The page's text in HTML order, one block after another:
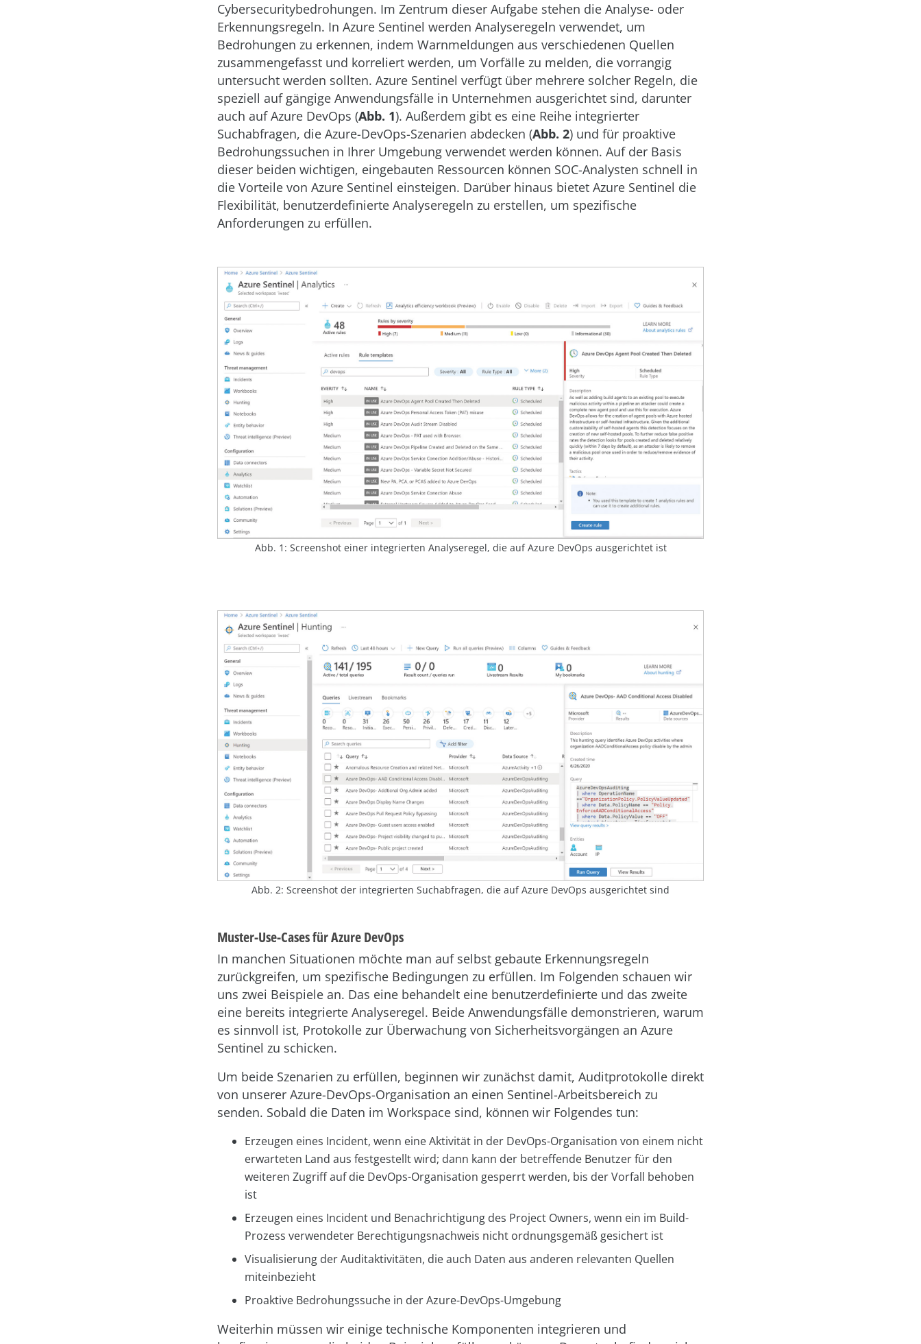
Cybersecuritybedrohungen. Im Zentrum dieser Aufgabe stehen die Analyse- oder
Erkennungsregeln. In Azure Sentinel werden Analyseregeln verwendet, um
Bedrohungen zu erkennen, indem Warnmeldungen aus verschiedenen Quellen
zusammengefasst und korreliert werden, um Vorfälle zu melden, die vorrangig
untersucht werden sollten. Azure Sentinel verfügt über mehrere solcher Regeln, die
speziell auf gängige Anwendungsfälle in Unternehmen ausgerichtet sind, darunter
auch auf Azure DevOps (Abb. 1). Außerdem gibt es eine Reihe integrierter
Suchabfragen, die Azure-DevOps-Szenarien abdecken (Abb. 2) und für proaktive
Bedrohungssuchen in Ihrer Umgebung verwendet werden können. Auf der Basis
dieser beiden wichtigen, eingebauten Ressourcen können SOC-Analysten schnell in
die Vorteile von Azure Sentinel einsteigen. Darüber hinaus bietet Azure Sentinel die
Flexibilität, benutzerdefinierte Analyseregeln zu erstellen, um spezifische
Anforderungen zu erfüllen.
Abb. 1: Screenshot einer integrierten Analyseregel, die auf Azure DevOps ausgerichtet ist
Abb. 2: Screenshot der integrierten Suchabfragen, die auf Azure DevOps ausgerichtet sind
Muster-Use-Cases für Azure DevOps
In manchen Situationen möchte man auf selbst gebaute Erkennungsregeln
zurückgreifen, um spezifische Bedingungen zu erfüllen. Im Folgenden schauen wir
uns zwei Beispiele an. Das eine behandelt eine benutzerdefinierte und das zweite
eine bereits integrierte Analyseregel. Beide Anwendungsfälle demonstrieren, warum
es sinnvoll ist, Protokolle zur Überwachung von Sicherheitsvorgängen an Azure
Sentinel zu schicken.
Um beide Szenarien zu erfüllen, beginnen wir zunächst damit, Auditprotokolle direkt
von unserer Azure-DevOps-Organisation an einen Sentinel-Arbeitsbereich zu
senden. Sobald die Daten im Workspace sind, können wir Folgendes tun:
Erzeugen eines Incident, wenn eine Aktivität in der DevOps-Organisation von einem nicht
erwarteten Land aus festgestellt wird; dann kann der betreffende Benutzer für den
weiteren Zugriff auf die DevOps-Organisation gesperrt werden, bis der Vorfall behoben
ist
Erzeugen eines Incident und Benachrichtigung des Project Owners, wenn ein im Build-
Prozess verwendeter Berechtigungsnachweis nicht ordnungsgemäß gesichert ist
Visualisierung der Auditaktivitäten, die auch Daten aus anderen relevanten Quellen
miteinbezieht
Proaktive Bedrohungssuche in der Azure-DevOps-Umgebung
Weiterhin müssen wir einige technische Komponenten integrieren und